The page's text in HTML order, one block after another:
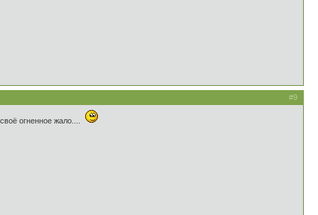
#9
огненное жало....